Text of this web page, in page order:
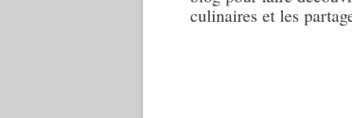
culinaires et les